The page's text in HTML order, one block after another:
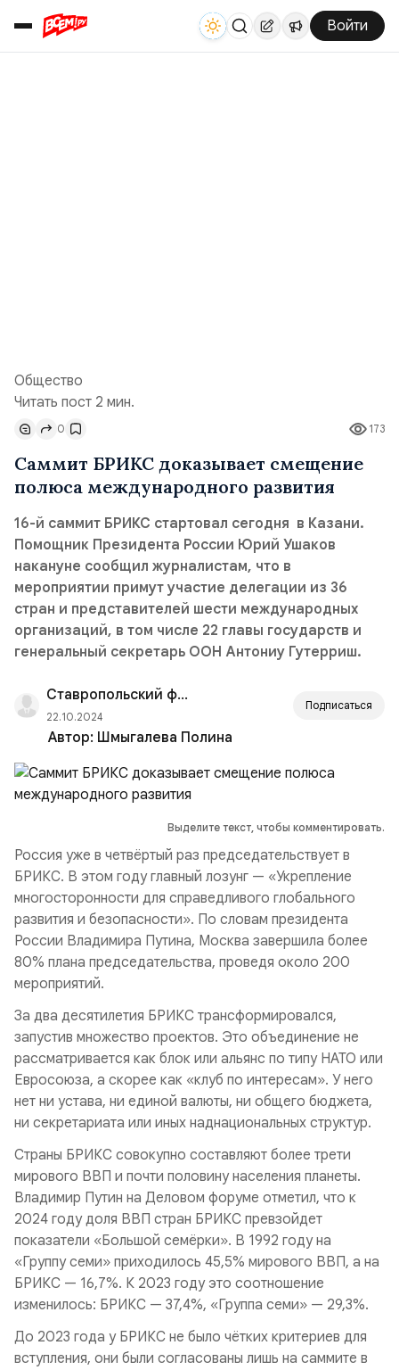
Войти
Общество
Читать пост 2 мин.
173
0
Саммит БРИКС доказывает смещение
полюса международного развития
16-й саммит БРИКС стартовал сегодня в Казани.
Помощник Президента России Юрий Ушаков
накануне сообщил журналистам, что в
мероприятии примут участие делегации из 36
стран и представителей шести международных
организаций, в том числе 22 главы государств и
генеральный секретарь ООН Антониу Гутерриш.
Ставропольский филиал РАНХиГС
22.10.2024
Подписаться
Автор: Шмыгалева Полина
Выделите текст, чтобы комментировать.
Россия уже в четвёртый раз председательствует в
БРИКС. В этом году главный лозунг — «Укрепление
многосторонности для справедливого глобального
развития и безопасности». По словам президента
России Владимира Путина, Москва завершила более
80% плана председательства, проведя около 200
мероприятий.
За два десятилетия БРИКС трансформировался,
запустив множество проектов. Это объединение не
рассматривается как блок или альянс по типу НАТО или
Евросоюза, а скорее как «клуб по интересам». У него
нет ни устава, ни единой валюты, ни общего бюджета,
ни секретариата или иных наднациональных структур.
Страны БРИКС совокупно составляют более трети
мирового ВВП и почти половину населения планеты.
Владимир Путин на Деловом форуме отметил, что к
2024 году доля ВВП стран БРИКС превзойдет
показатели «Большой семёрки». В 1992 году на
«Группу семи» приходилось 45,5% мирового ВВП, а на
БРИКС — 16,7%. К 2023 году это соотношение
изменилось: БРИКС — 37,4%, «Группа семи» — 29,3%.
До 2023 года у БРИКС не было чётких критериев для
вступления, они были согласованы лишь на саммите в